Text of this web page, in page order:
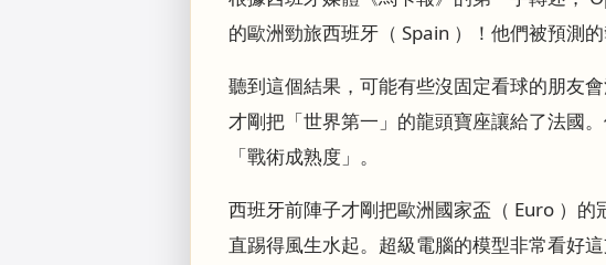
的歐洲勁旅西班牙（ Spain ）！他們被預測
聽到這個結果，可能有些沒固定看球的朋友
才剛把「世界第一」的龍頭寶座讓給了法國
「戰術成熟度」。
西班牙前陣子才剛把歐洲國家盃（ Euro ）
直踢得風生水起。超級電腦的模型非常看好